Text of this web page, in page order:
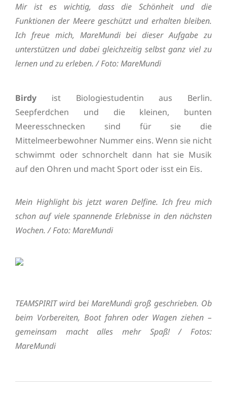
Mir ist es wichtig, dass die Schönheit und die
Funktionen der Meere geschützt und erhalten bleiben.
Ich freue mich, MareMundi bei dieser Aufgabe zu
unterstützen und dabei gleichzeitig selbst ganz viel zu
lernen und zu erleben. / Foto: MareMundi
Birdy ist Biologiestudentin aus Berlin.
Seepferdchen und die kleinen, bunten
Meeresschnecken sind für sie die
Mittelmeerbewohner Nummer eins. Wenn sie nicht
schwimmt oder schnorchelt dann hat sie Musik
auf den Ohren und macht Sport oder isst ein Eis.
Mein Highlight bis jetzt waren Delfine.Ich freu mich
schon auf viele spannende Erlebnisse in den nächsten
Wochen. / Foto: MareMundi
TEAMSPIRIT wird bei MareMundi groß geschrieben. Ob
beim Vorbereiten, Boot fahren oder Wagen ziehen –
gemeinsam macht alles mehr Spaß! / Fotos:
MareMundi